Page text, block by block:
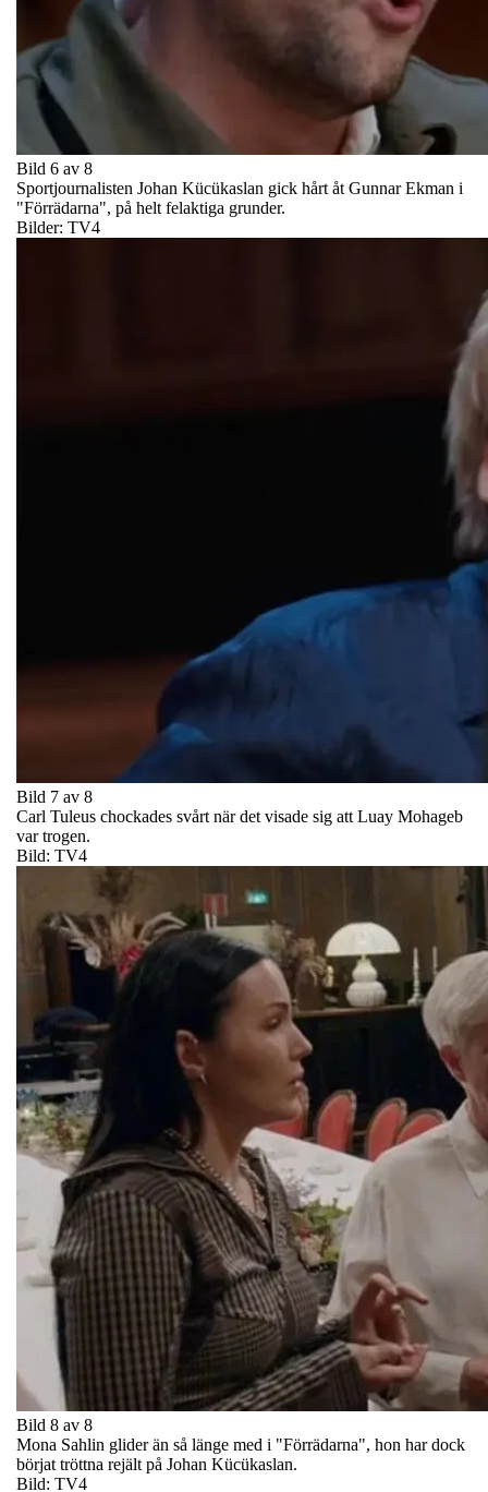
Bild 6 av 8
Sportjournalisten Johan Kücükaslan gick hårt åt Gunnar Ekman i
"Förrädarna", på helt felaktiga grunder.
Bilder: TV4
Bild 7 av 8
Carl Tuleus chockades svårt när det visade sig att Luay Mohageb
var trogen.
Bild: TV4
Bild 8 av 8
Mona Sahlin glider än så länge med i "Förrädarna", hon har dock
börjat tröttna rejält på Johan Kücükaslan.
Bild: TV4